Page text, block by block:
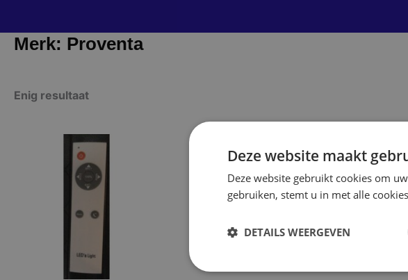
Merk: Proventa
Enig resultaat
Dit
product
heeft
variaties.
optie
kan
Deze website maakt
Deze website gebruikt cookies om
gebruiken, stemt u in met alle
DETAILS WEERGEVEN